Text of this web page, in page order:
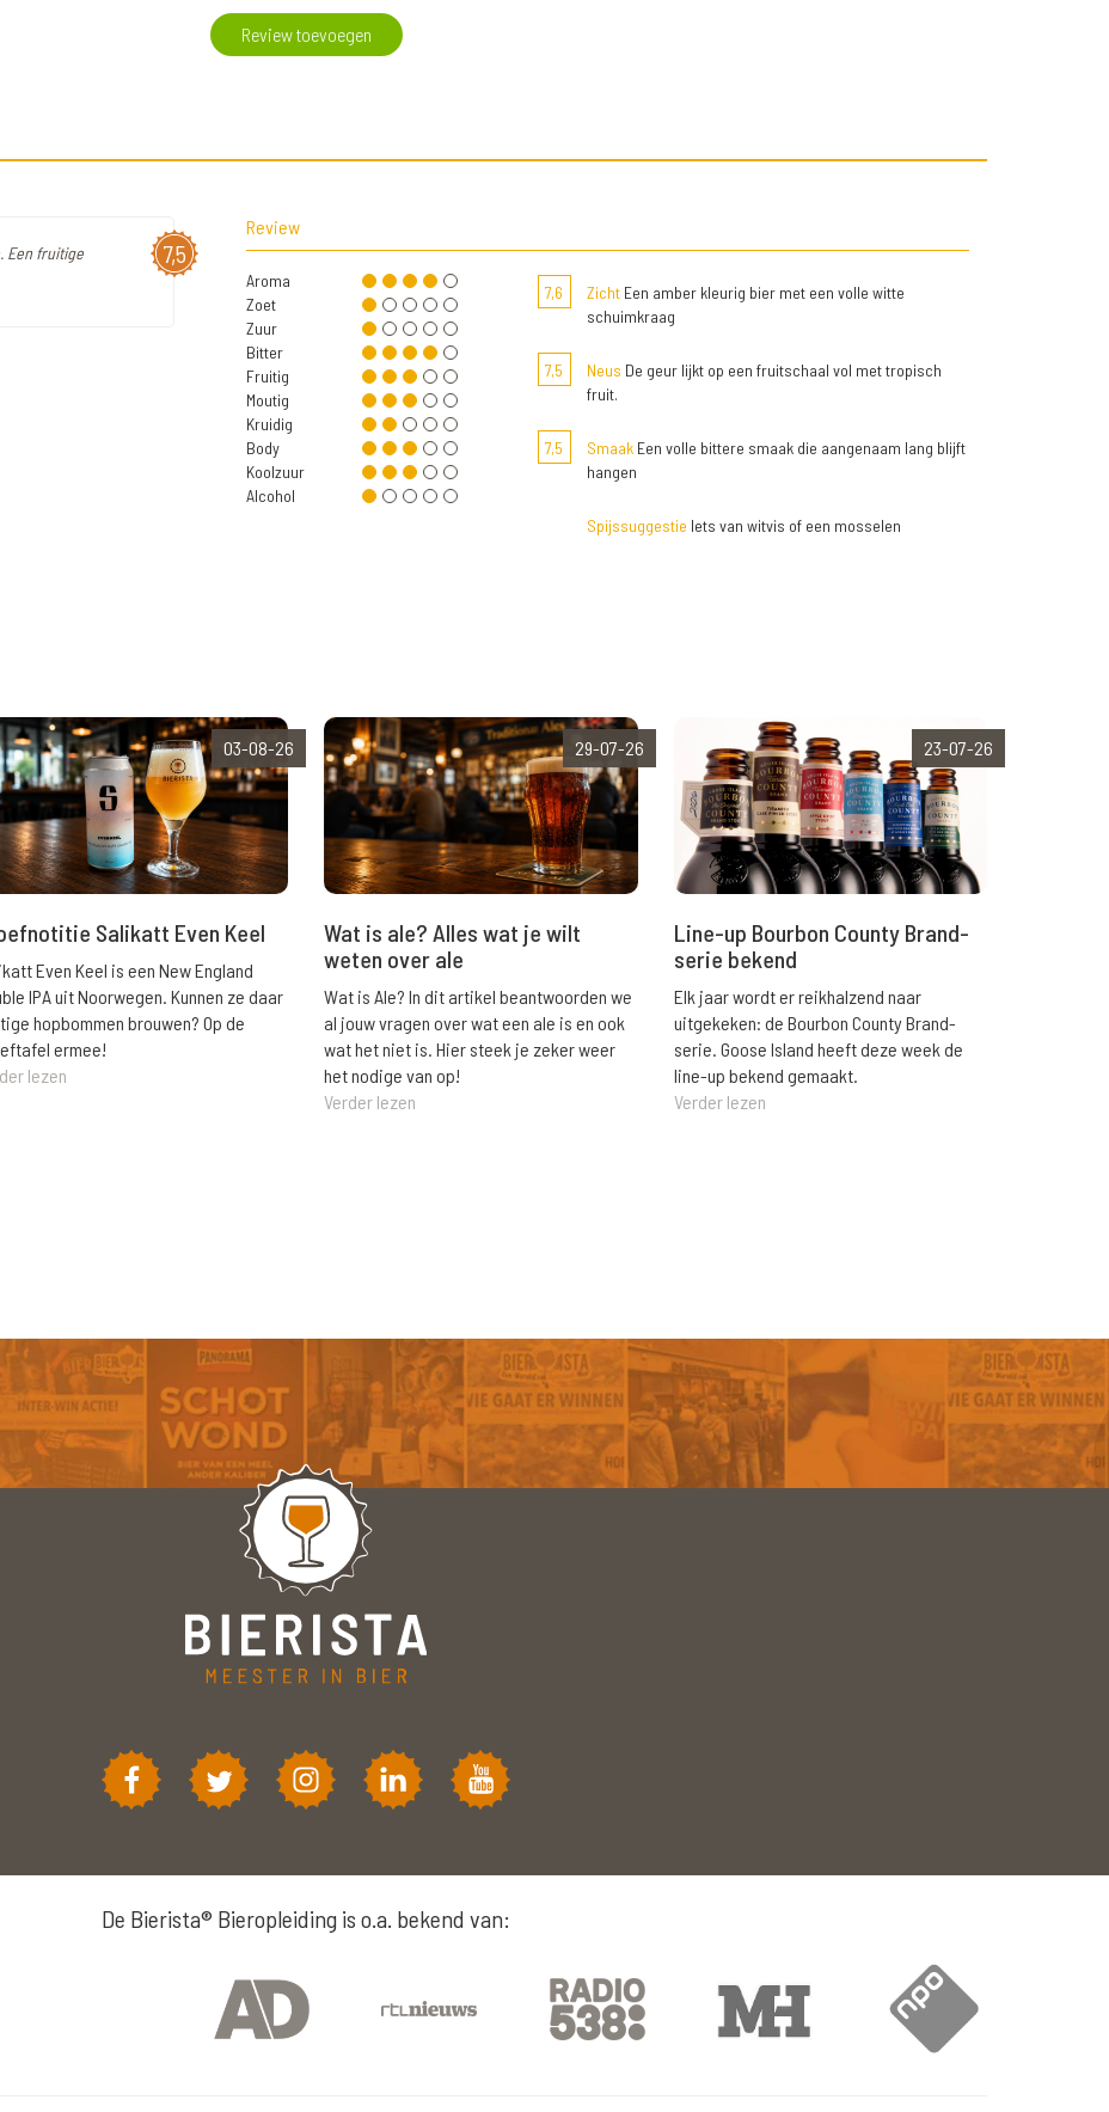
Review toevoegen
7,5
Een fruitige
Review
Aroma
Zoet
Zuur
Bitter
Fruitig
Moutig
Kruidig
Body
Koolzuur
Alcohol
7,6 ZichtEen amber kleurig bier met een volle witte
schuimkraag
7,5 Neus De geur lijkt op een fruitschaal vol met tropisch
fruit.
7,5 SmaakEen volle bittere smaak die aangenaam lang blijft
hangen
Spijssuggestie Iets van witvis of een mosselen
03-08-26
Salikatt Even Keel
Even Keel is een New England
IPA uit Noorwegen. Kunnen ze daar
hopbommen brouwen? Op de
ermee!
lezen
29-07-26
Wat is ale? Alles wat je wilt
weten over ale
Wat is Ale? In dit artikel beantwoorden we
al jouw vragen over wat een ale is en ook
wat het niet is. Hier steek je zeker weer
het nodige van op!
Verder lezen
23-07-26
Line-up Bourbon County Brand-
serie bekend
Elk jaar wordt er reikhalzend naar
uitgekeken: de Bourbon County Brand-
serie. Goose Island heeft deze week de
line-up bekend gemaakt.
Verder lezen
De Bierista® Bieropleiding is o.a. bekend van: